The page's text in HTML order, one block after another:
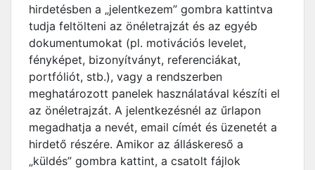
hirdetésben a „jelentkezem” gombra kattintva
tudja feltölteni az önéletrajzát és az egyéb
dokumentumokat (pl. motivációs levelet,
fényképet, bizonyítványt, referenciákat,
portfóliót, stb.), vagy a rendszerben
meghatározott panelek használatával készíti el
az önéletrajzát. A jelentkezésnél az űrlapon
megadhatja a nevét, email címét és üzenetét a
hirdető részére. Amikor az álláskereső a
„küldés” gombra kattint, a csatolt fájlok